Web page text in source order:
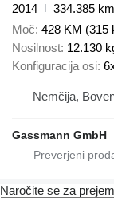
2014
334.385 km
Moč 428 KM (315
Nosilnost 12.130
Konfiguracija osi
Nemčija,
Gassmann GmbH
Naročite se za